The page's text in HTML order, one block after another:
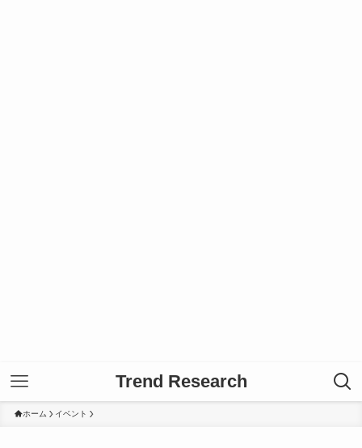
Trend Research
ホーム イベント